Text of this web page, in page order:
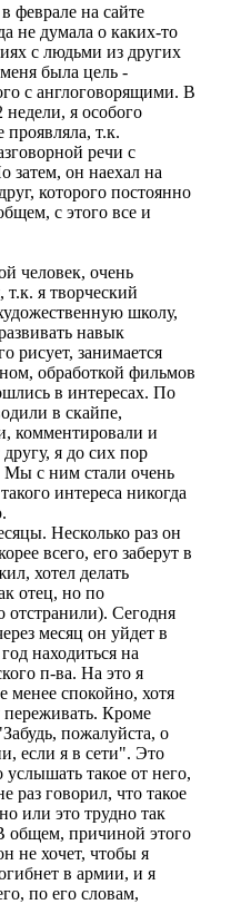
феврале на сайте
не думала о каких-то
с людьми из других
была цель -
с англоговорящими. В
я особого
т.к.
речи с
затем, он наехал на
которого постоянно
с этого все и
человек, очень
т.к. я творческий
школу,
навык
рисует, занимается
обработкой фильмов
в интересах. По
в скайпе,
комментировали и
я до сих пор
Мы с ним стали очень
интереса никогда
Несколько раз он
всего, его заберут в
хотел делать
отец, но по
отстранили). Сегодня
месяц он уйдет в
находиться на
п-ва. На это я
менее спокойно, хотя
переживать. Кроме
пожалуйста, о
если я в сети". Это
такое от него,
раз говорил, что такое
или это трудно так
общем, причиной этого
не хочет, чтобы я
в армии, и я
по его словам,